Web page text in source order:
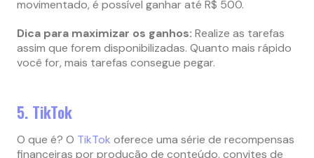
movimentado, é possível ganhar até R$ 500.
Dica para maximizar os ganhos: Realize as tarefas
assim que forem disponibilizadas. Quanto mais rápido
você for, mais tarefas consegue pegar.
5. TikTok
O que é? O TikTok oferece uma série de recompensas
financeiras por produção de conteúdo, convites de